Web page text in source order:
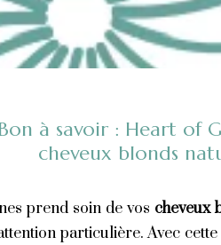
à savoir : Heart of
cheveux blonds
prend soin de vos cheveux
particulière. Avec